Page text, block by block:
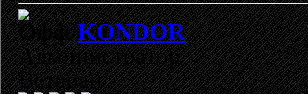
KONDOR
Администратор
Ветеран